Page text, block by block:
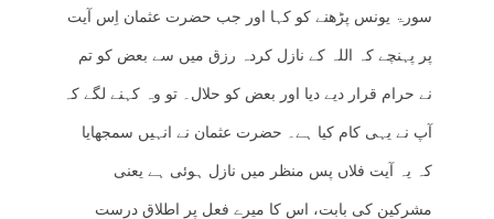
سورۃ یونس پڑھنے کو کہا اور جب حضرت عثمان اِس آیت
پر پہنچے کہ اللہ کے نازل کردہ رزق میں سے بعض کو تم
نے حرام قرار دیے دیا اور بعض کو حلال۔ تو وہ کہنے لگے کہ
آپ نے یہی کام کیا ہے۔ حضرت عثمان نے انہیں سمجھایا
کہ یہ آیت فلاں پس منظر میں نازل ہوئی ہے یعنی
مشرکین کی بابت، اس کا میرے فعل پر اطلاق درست